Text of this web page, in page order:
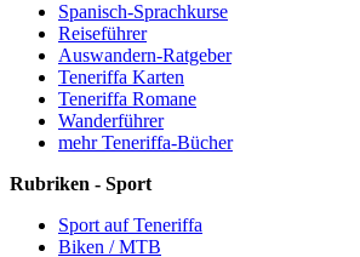
Spanisch-Sprachkurse
Reiseführer
Auswandern-Ratgeber
Teneriffa Karten
Teneriffa Romane
Wanderführer
mehr Teneriffa-Bücher
Rubriken - Sport
Sport auf Teneriffa
Biken / MTB